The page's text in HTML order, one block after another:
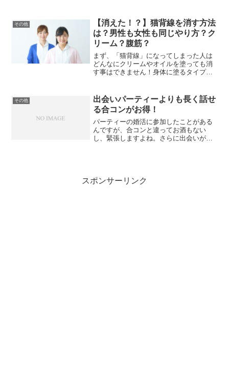
残っている場合があります。これが胃下
垂の人が「便秘」になりや...
その他
【消えた！？】猫背線を消す方法
は？男性も女性も同じやり方？ク
リーム？腹筋？
まず、「猫背線」になってしまった人は
どんなにクリームやオイルを塗っても消
す事はできません！身体に塗るタイプの
ってしまう人のその原因は名前の通り
で、①「猫背」である事と②...
その他
出会いパーティーよりも長く話せ
る合コンがお得！
パーティーの婚活に参加したことがある
んですが、合コンと違ってお酒もない
し、緊張しますよね。さらに出会いがあ
スポンサーリンク